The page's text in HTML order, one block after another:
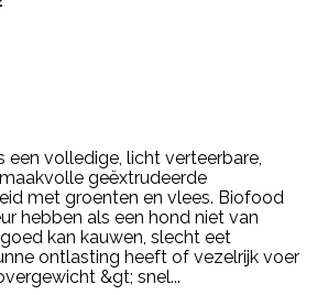
een volledige, licht verteerbare,
geëxtrudeerde
met groenten en vlees. Biofood
hebben als een hond niet van
kan kauwen, slecht eet
ontlasting heeft of vezelrijk voer
&gt; snel...